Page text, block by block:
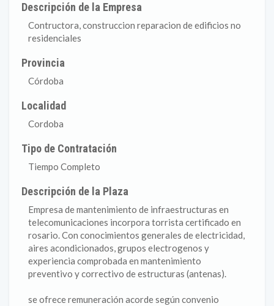
Descripción de la Empresa
Contructora, construccion reparacion de edificios no
residenciales
Provincia
Córdoba
Localidad
Cordoba
Tipo de Contratación
Tiempo Completo
Descripción de la Plaza
Empresa de mantenimiento de infraestructuras en
telecomunicaciones incorpora torrista certificado en
rosario. Con conocimientos generales de electricidad,
aires acondicionados, grupos electrogenos y
experiencia comprobada en mantenimiento
preventivo y correctivo de estructuras (antenas).
se ofrece remuneración acorde según convenio